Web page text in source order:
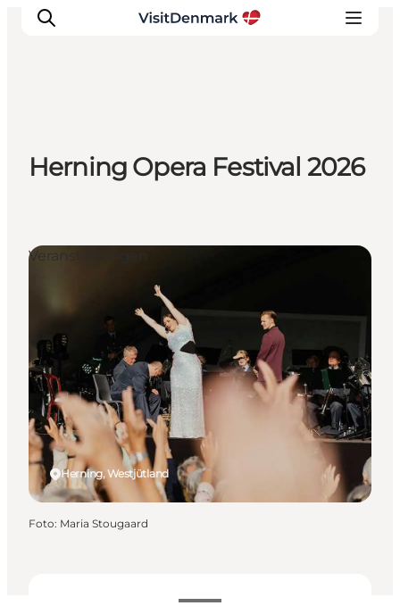
Inspiration
Regionen
Reiseplanung
Herning Opera Festival 2026
Termine und Uhrzeiten
Herning, Westjütland
Veranstaltungen
Foto: Maria Stougaard